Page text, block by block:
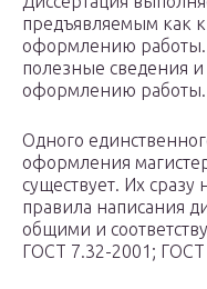
предъявляемым как
оформлению работы.
полезные сведения
оформлению работы.
Одного
оформления
существует. Их
правила написания
общими и
ГОСТ 7.32-2001; ГОСТ